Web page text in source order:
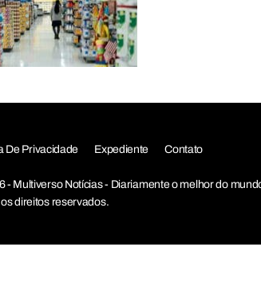
De Privacidade Expediente Contato
- Multiverso Notícias - Diariamente o melhor do
direitos reservados.